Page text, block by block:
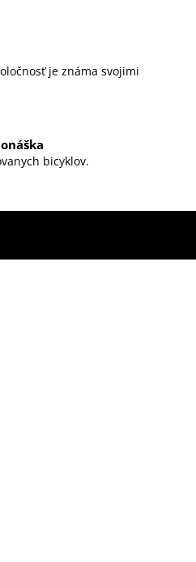
je známa svojimi
bicyklov.